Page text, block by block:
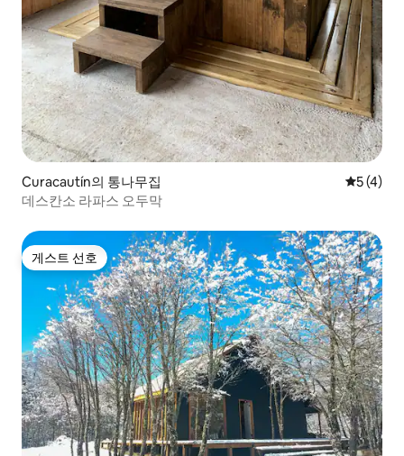
Curacautín의 통나무집 평점 5점
5 (4)
데스칸소 라파스 오두막
게스트 선호
게스트 선호